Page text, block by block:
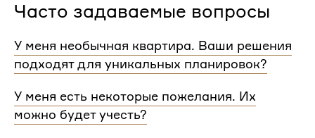
Часто задаваемые вопросы
У меня необычная квартира. Ваши решения
подходят для уникальных планировок?
планировки и учтем особенности вашей
квартиры.
У меня есть некоторые пожелания. Их
можно будет учесть?